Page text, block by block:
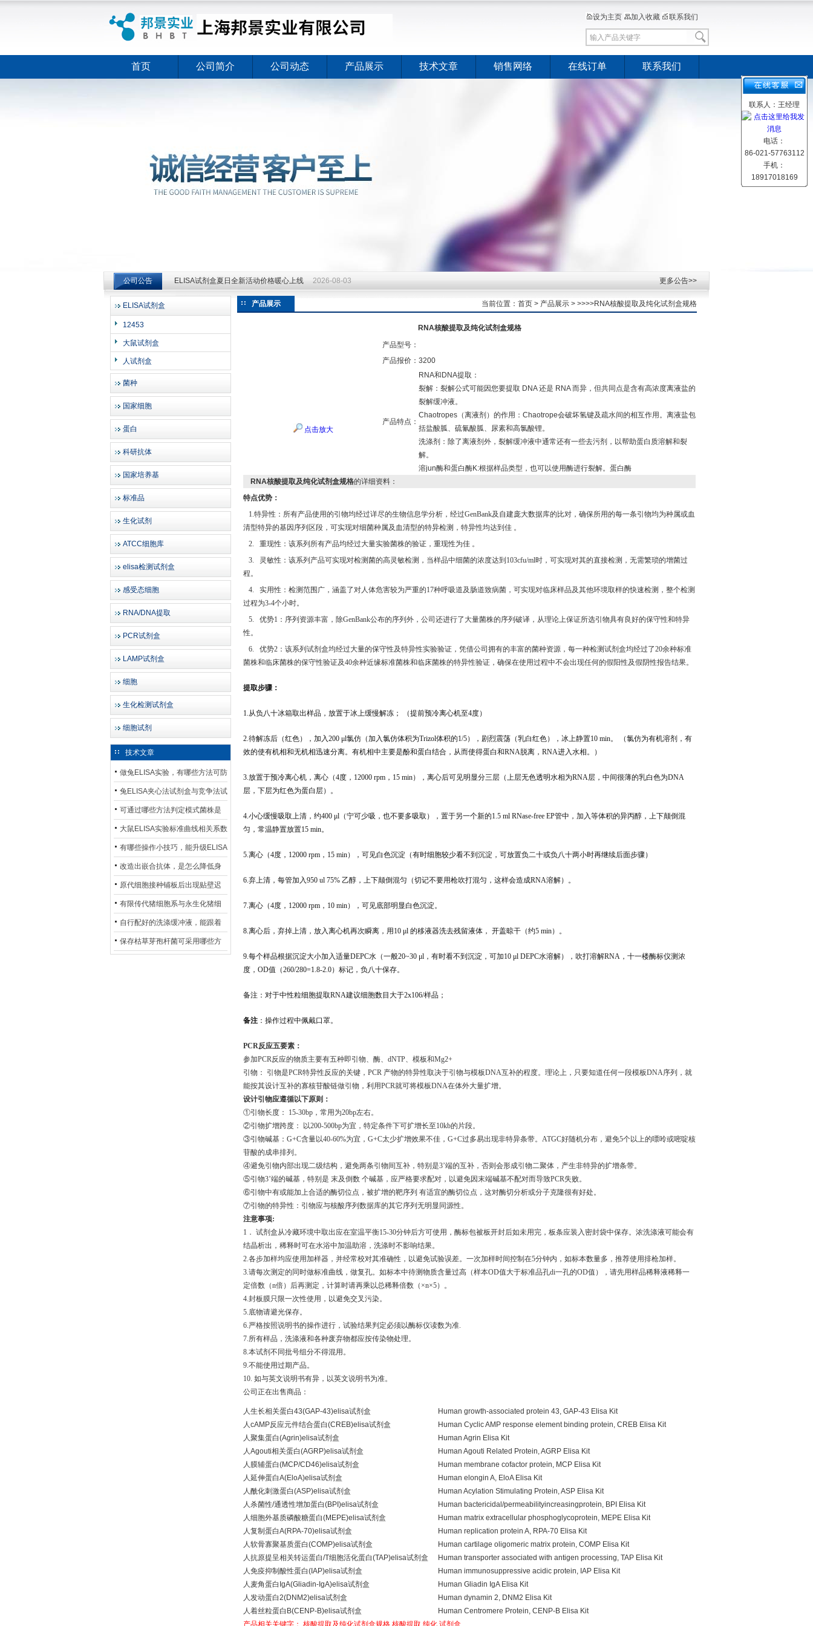
上海邦景实业有限公司
设为主页 加入收藏 联系我们
首页 公司简介 公司动态 产品展示 技术文章 销售网络 在线订单 联系我们
公司公告 ELISA试剂盒夏日全新活动价格暖心上线 2026-08-03
ELISA试剂盒夏日全新活动价格暖心上线
更多公告>>
ELISA试剂盒
12453
大鼠试剂盒
人试剂盒
菌种
国家细胞
蛋白
科研抗体
国家培养基
标准品
生化试剂
ATCC细胞库
elisa检测试剂盒
感受态细胞
RNA/DNA提取
PCR试剂盒
LAMP试剂盒
细胞
生化检测试剂盒
细胞试剂
技术文章
做兔ELISA实验，有哪些方法可防
止平台效应发生？
兔ELISA夹心法试剂盒与竞争法试
剂盒，适用检测场景存在哪些差
异？
可通过哪些方法判定模式菌株是
否存在杂菌污染？
大鼠ELISA实验标准曲线相关系数
偏低，可从哪些维度开展问题排
查？
有哪些操作小技巧，能升级ELISA
的LOD与LOQ性能？
改造出嵌合抗体，是怎么降低身
体生成抗鼠抗体（HAMA）的？
原代细胞接种铺板后出现贴壁迟
缓、悬浮细胞数量偏多的现象的
主要诱因
有限传代猪细胞系与永生化猪细
胞系，二者在增殖存活周期上有
什么区别？
自行配好的洗涤缓冲液，能跟着
试剂盒原装干粉放一处储存吗？
保存枯草芽孢杆菌可采用哪些方
产品展示 当前位置： 首页 > 产品展示 > >>>>RNA核酸提取及纯化试剂盒规格
RNA核酸提取及纯化试剂盒规格
点击放大
产品型号：
产品报价： 3200
产品特点：
RNA和DNA提取：
裂解：裂解公式可能因您要提取 DNA 还是 RNA 而异，但共同点是含有高浓度离液盐的
裂解缓冲液。
Chaotropes（离液剂）的作用：Chaotrope会破坏氢键及疏水间的相互作用。离液盐包
括盐酸胍、硫氰酸胍、尿素和高氯酸锂。
洗涤剂：除了离液剂外，裂解缓冲液中通常还有一些去污剂，以帮助蛋白质溶解和裂
解。
溶jun酶和蛋白酶K:根据样品类型，也可以使用酶进行裂解。蛋白酶
RNA核酸提取及纯化试剂盒规格的详细资料：
特点优势：
1.特异性：所有产品使用的引物均经过详尽的生物信息学分析，经过GenBank及自建庞大数据库的比对，确保所用的每一条引物均为种属或血
清型特异的基因序列区段，可实现对细菌种属及血清型的特异检测，特异性均达到 佳 。
2. 重现性：该系列所有产品均经过大量实验菌株的验证，重现性为佳 。
3. 灵敏性：该系列产品可实现对检测菌的高灵敏检测，当样品中细菌的浓度达到 103cfu/ml时，可实现对其的直接检测，无需繁琐的增菌过
程。
4. 实用性：检测范围广，涵盖了对人体危害较为严重的17种呼吸道及肠道致病菌，可实现对临床样品及其他环境取样的快速检测，整个检测
过程为3-4个小时。
5. 优势1 ：序列资源丰富，除GenBank公布的序列外，公司还进行了大量菌株的序列破译，从理论上保证所选引物具有良好的保守性和特异
性。
6. 优势2 ：该系列试剂盒均经过大量的保守性及特异性实验验证，凭借公司拥有的丰富的菌种资源，每一种检测试剂盒均经过了20余种标准
菌株和临床菌株的保守性验证及40余种近缘标准菌株和临床菌株的特异性验证，确保在使用过程中不会出现任何的假阳性及假阴性报告结果。
提取步骤：
1.从负八十冰箱取出样品，放置于冰上缓慢解冻； （提前预冷离心机至4度）
2.待解冻后（红色），加入200 μl氯仿（加入氯仿体积为Trizol体积的1/5），剧烈震荡（乳白红色），冰上静置10 min。 （氯仿为有机溶剂，有
效的使有机相和无机相迅速分离。有机相中主要是酚和蛋白结合，从而使得蛋白和RNA脱离，RNA进入水相。）
3.放置于预冷离心机，离心（4度，12000 rpm，15 min），离心后可见明显分三层（上层无色透明水相为RNA层，中间很薄的乳白色为DNA
层，下层为红色为蛋白层）。
4.小心缓慢吸取上清，约400 μl（宁可少吸，也不要多吸取），置于另一个新的1.5 ml RNase-free EP管中，加入等体积的异丙醇，上下颠倒混
匀，常温静置放置15 min。
5.离心（4度，12000 rpm，15 min），可见白色沉淀（有时细胞较少看不到沉淀，可放置负二十或负八十两小时再继续后面步骤）
6.弃上清，每管加入950 ul 75% 乙醇，上下颠倒混匀（切记不要用枪吹打混匀，这样会造成RNA溶解）。
7.离心（4度，12000 rpm，10 min），可见底部明显白色沉淀。
8.离心后，弃掉上清，放入离心机再次瞬离，用10 μl 的移液器洗去残留液体， 开盖晾干（约5 min）。
9.每个样品根据沉淀大小加入适量DEPC水（一般20~30 μl，有时看不到沉淀，可加10 μl DEPC水溶解），吹打溶解RNA，十一楼酶标仪测浓
度，OD值（260/280=1.8-2.0）标记，负八十保存。
备注：对于中性粒细胞提取RNA建议细胞数目大于2x106/样品；
备注 ：操作过程中佩戴口罩。
PCR反应五要素：
参加PCR反应的物质主要有五种即引物、酶、dNTP、模板和Mg2+
引物：
引物是PCR特异性反应的关键，PCR 产物的特异性取决于引物与模板DNA互补的程度。理论上，只要知道任何一段模板DNA序列，就
能按其设计互补的寡核苷酸链做引物，利用PCR就可将模板DNA在体外大量扩增。
设计引物应遵循以下原则：
①引物长度： 15-30bp，常用为20bp左右。
②引物扩增跨度： 以200-500bp为宜，特定条件下可扩增长至10kb的片段。
③引物碱基：G+C含量以40-60%为宜，G+C太少扩增效果不佳，G+C过多易出现非特异条带。ATGC好随机分布，避免5个以上的嘌呤或嘧啶核
苷酸的成串排列。
④避免引物内部出现二级结构，避免两条引物间互补，特别是3’端的互补，否则会形成引物二聚体，产生非特异的扩增条带。
⑤引物3’端的碱基，特别是 末及倒数 个碱基，应严格要求配对，以避免因末端碱基不配对而导致PCR失败。
⑥引物中有或能加上合适的酶切位点，被扩增的靶序列 有适宜的酶切位点，这对酶切分析或分子克隆很有好处。
⑦引物的特异性：引物应与核酸序列数据库的其它序列无明显同源性。
注意事项:
1． 试剂盒从冷藏环境中取出应在室温平衡15-30分钟后方可使用，酶标包被板开封后如未用完，板条应装入密封袋中保存。浓洗涤液可能会有
结晶析出，稀释时可在水浴中加温助溶，洗涤时不影响结果。
2.各步加样均应使用加样器，并经常校对其准确性，以避免试验误差。一次加样时间控制在5分钟内，如标本数量多，推荐使用排枪加样。
3.请每次测定的同时做标准曲线 ， 做复孔。如标本中待测物质含量过高（样本OD值大于标准品孔di一孔的OD值），请先用样品稀释液稀释一
定倍数（n倍）后再测定，计算时请再乘以总稀释倍数（ ×n×5）。
4.封板膜只限一次性使用，以避免交叉污染。
5.底物请避光保存。
6.严格按照说明书的操作进行，试验结果判定必须以酶标仪读数为准.
7.所有样品，洗涤液和各种废弃物都应按传染物处理。
8.本试剂不同批号组分不得混用。
9.不能使用过期产品。
10. 如与英文说明书有异，以英文说明书为准。
公司正在出售商品：
人生长相关蛋白43(GAP-43)elisa试剂盒
Human growth-associated protein 43, GAP-43 Elisa Kit
人cAMP反应元件结合蛋白(CREB)elisa试剂盒
Human Cyclic AMP response element binding protein, CREB Elisa Kit
人聚集蛋白(Agrin)elisa试剂盒
Human Agrin Elisa Kit
人Agouti相关蛋白(AGRP)elisa试剂盒
Human Agouti Related Protein, AGRP Elisa Kit
人膜辅蛋白(MCP/CD46)elisa试剂盒
Human membrane cofactor protein, MCP Elisa Kit
人延伸蛋白A(EloA)elisa试剂盒
Human elongin A, EloA Elisa Kit
人酰化刺激蛋白(ASP)elisa试剂盒
Human Acylation Stimulating Protein, ASP Elisa Kit
人杀菌性/通透性增加蛋白(BPI)elisa试剂盒
Human bactericidal/permeabilityincreasingprotein, BPI Elisa Kit
人细胞外基质磷酸糖蛋白(MEPE)elisa试剂盒
Human matrix extracellular phosphoglycoprotein, MEPE Elisa Kit
人复制蛋白A(RPA-70)elisa试剂盒
Human replication protein A, RPA-70 Elisa Kit
人软骨寡聚基质蛋白(COMP)elisa试剂盒
Human cartilage oligomeric matrix protein, COMP Elisa Kit
人抗原提呈相关转运蛋白/T细胞活化蛋白(TAP)elisa试剂盒
Human transporter associated with antigen processing, TAP Elisa Kit
人免疫抑制酸性蛋白(IAP)elisa试剂盒
Human immunosuppressive acidic protein, IAP Elisa Kit
人麦角蛋白IgA(Gliadin-IgA)elisa试剂盒
Human Gliadin IgA Elisa Kit
人发动蛋白2(DNM2)elisa试剂盒
Human dynamin 2, DNM2 Elisa Kit
人着丝粒蛋白B(CENP-B)elisa试剂盒
Human Centromere Protein, CENP-B Elisa Kit
产品相关关键字： 核酸提取及纯化试剂盒规格 核酸提取 纯化 试剂盒
联系人：王经理
电话：
86-021-57763112
手机：
18917018169